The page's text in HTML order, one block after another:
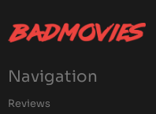
Navigation
Reviews